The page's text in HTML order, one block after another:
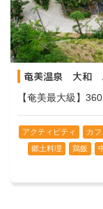
奄美温泉 大和
【奄美最大級】
アクティビティ カフ
郷土料理
鶏飯